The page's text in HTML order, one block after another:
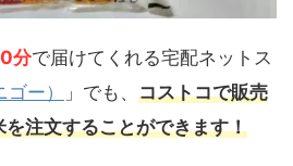
分で届けてくれる宅配ネットス
ー） 」でも、 コストコで販売
注文することができます！